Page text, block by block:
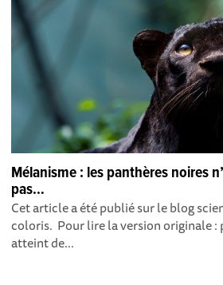
Mélanisme : les panthères noires
pas…
Cet article a été publié sur le blog
coloris. Pour lire la version originale :
atteint de...